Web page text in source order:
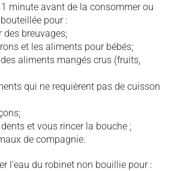
minute avant de la consommer ou
pour :
des breuvages;
et les aliments pour bébés;
aliments mangés crus (fruits,
qui ne requièrent pas de cuisson
et vous rincer la bouche ;
de compagnie.
l’eau du robinet non bouillie pour :